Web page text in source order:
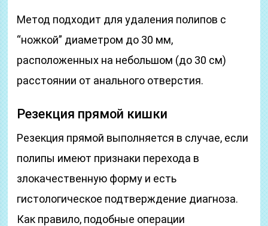
Метод подходит для удаления полипов с
“ножкой” диаметром до 30 мм,
расположенных на небольшом (до 30 см)
расстоянии от анального отверстия.
Резекция прямой кишки
Резекция прямой выполняется в случае, если
полипы имеют признаки перехода в
злокачественную форму и есть
гистологическое подтверждение диагноза.
Как правило, подобные операции